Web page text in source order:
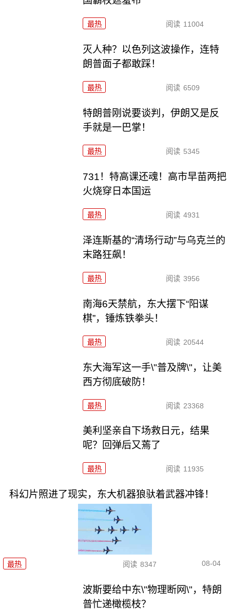
最热 阅读 11004
灭人种？以色列这波操作，连特
朗普面子都敢踩！
最热 阅读 6509
特朗普刚说要谈判，伊朗又是反
手就是一巴掌！
最热 阅读 5345
731！特高课还魂！高市早苗两把
火烧穿日本国运
最热 阅读 4931
泽连斯基的“清场行动”与乌克兰的
末路狂飙！
最热 阅读 3956
南海6天禁航，东大摆下“阳谋
棋”，锤炼铁拳头！
最热 阅读 20544
东大海军这一手\"普及牌\"，让美
西方彻底破防！
最热 阅读 23368
美利坚亲自下场救日元，结果
呢？回弹后又蔫了
最热 阅读 11935
科幻片照进了现实，东大机器狼驮着武器冲锋！
最热 阅读 8347 08-04
波斯要给中东\"物理断网\"，特朗
普忙递橄榄枝？